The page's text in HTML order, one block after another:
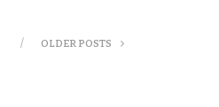
OLDER POSTS